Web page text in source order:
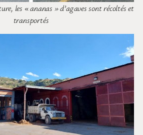
les « ananas » d’agaves sont récoltés et
transportés